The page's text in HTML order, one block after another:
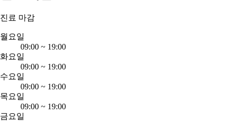
진료 마감
월요일
09:00 ~ 19:00
화요일
09:00 ~ 19:00
수요일
09:00 ~ 19:00
목요일
09:00 ~ 19:00
금요일